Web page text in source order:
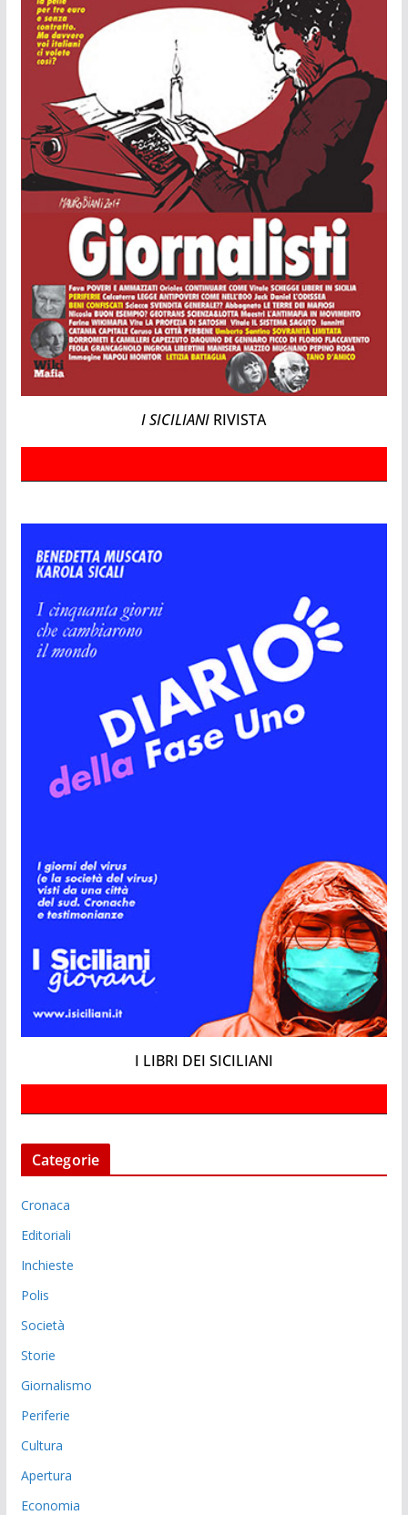
I SICILIANI RIVISTA
I LIBRI DEI SICILIANI
Categorie
Cronaca
Editoriali
Inchieste
Polis
Società
Storie
Giornalismo
Periferie
Cultura
Apertura
Economia